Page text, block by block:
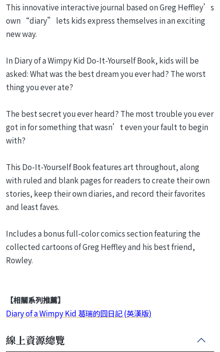
This innovative interactive journal based on Greg Heffley’s
own “diary” lets kids express themselves in an exciting
new way.
In Diary of a Wimpy Kid Do-It-Yourself Book, kids will be
asked: What was the best dream you ever had? The worst
thing you ever ate?
The best secret you ever heard? The most trouble you ever
got in for something that wasn’t even your fault to begin
with?
This Do-It-Yourself Book features art throughout, along
with ruled and blank pages for readers to create their own
stories, keep their own diaries, and record their favorites
and least faves.
Includes a bonus full-color comics section featuring the
collected cartoons of Greg Heffley and his best friend,
Rowley.
【相關系列推薦】
Diary of a Wimpy Kid 葛瑞的囧日記 (英漢版)
線上資源總覽